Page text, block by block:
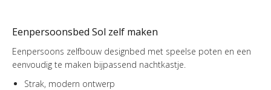
Eenpersoonsbed Sol zelf maken
Eenpersoons zelfbouw designbed met speelse poten en een
eenvoudig te maken bijpassend nachtkastje.
Strak, modern ontwerp